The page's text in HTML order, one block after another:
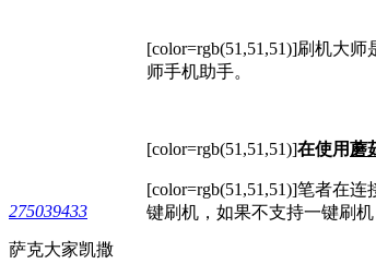
275039433
萨克大家凯撒
[color=rgb(51,51,51)]刷机大师
师手机助手。
[color=rgb(51,51,51)]在使用蘑
[color=rgb(51,51,51)]笔者在连
键刷机，如果不支持一键刷